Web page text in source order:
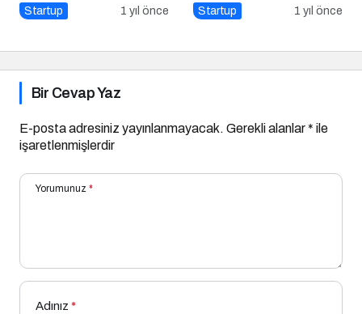
Startup 1 yıl önce
Üretimi Nasıl Yapılır?
Startup 1 yıl önce
Bir Cevap Yaz
E-posta adresiniz yayınlanmayacak. Gerekli alanlar* ile
işaretlenmişlerdir
Yorumunuz *
Adınız *